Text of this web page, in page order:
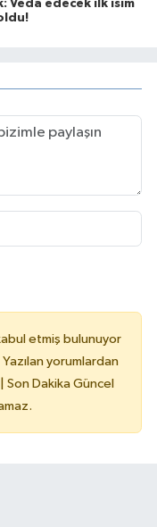
Veda edecek ilk isim
etmiş bulunuyor
yorumlardan
Dakika Güncel